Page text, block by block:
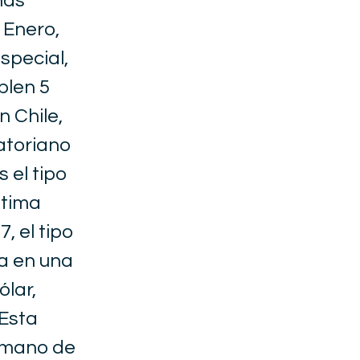
5
Chile,
el tipo
el tipo
en una
de